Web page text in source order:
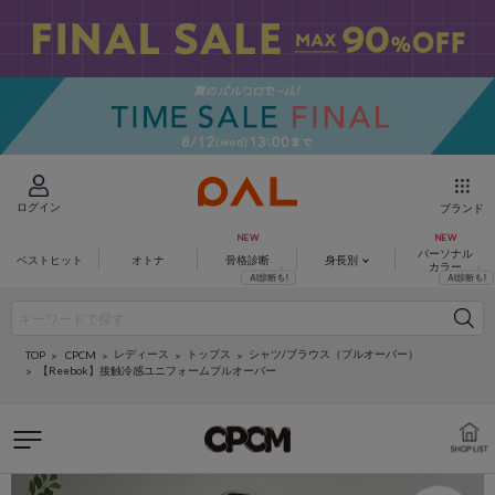
ログイン ブランド
ベストヒット オトナ 骨格診断 身長別
パーソナル
カラー
TOP CPCM レディース トップス
シャツ/ブラウス（プルオーバー）
【Reebok】接触冷感ユニフォームプルオーバー